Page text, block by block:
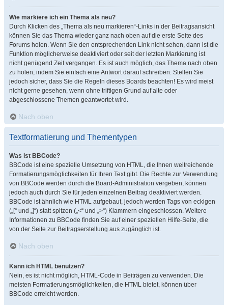
Wie markiere ich ein Thema als neu?
Durch Klicken des „Thema als neu markieren“-Links in der Beitragsansicht
können Sie das Thema wieder ganz nach oben auf die erste Seite des
Forums holen. Wenn Sie den entsprechenden Link nicht sehen, dann ist die
Funktion möglicherweise deaktiviert oder seit der letzten Markierung ist
nicht genügend Zeit vergangen. Es ist auch möglich, das Thema nach oben
zu holen, indem Sie einfach eine Antwort darauf schreiben. Stellen Sie
jedoch sicher, dass Sie die Regeln dieses Boards beachten! Es wird meist
nicht gerne gesehen, wenn ohne triftigen Grund auf alte oder
abgeschlossene Themen geantwortet wird.
Nach oben
Textformatierung und Thementypen
Was ist BBCode?
BBCode ist eine spezielle Umsetzung von HTML, die Ihnen weitreichende
Formatierungsmöglichkeiten für Ihren Text gibt. Die Rechte zur Verwendung
von BBCode werden durch die Board-Administration vergeben, können
jedoch auch durch Sie für jeden einzelnen Beitrag deaktiviert werden.
BBCode ist ähnlich wie HTML aufgebaut, jedoch werden Tags von eckigen
(„[“ und „]“) statt spitzen („<“ und „>“) Klammern eingeschlossen. Weitere
Informationen zu BBCode finden Sie auf einer speziellen Hilfe-Seite, die
von der Seite zur Beitragserstellung aus zugänglich ist.
Nach oben
Kann ich HTML benutzen?
Nein, es ist nicht möglich, HTML-Code in Beiträgen zu verwenden. Die
meisten Formatierungsmöglichkeiten, die HTML bietet, können über
BBCode erreicht werden.